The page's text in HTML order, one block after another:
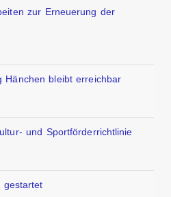
zur Erneuerung der
Hänchen bleibt erreichbar
und Sportförderrichtlinie
gestartet